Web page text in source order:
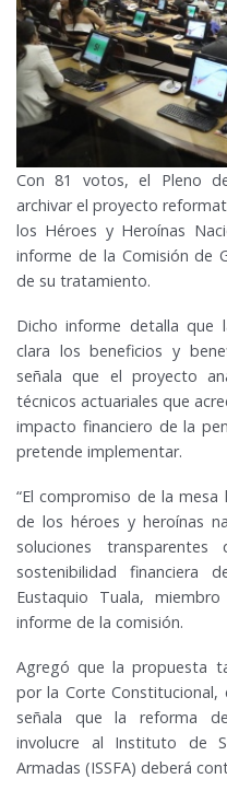
Con 81 votos, el Pleno
archivar el proyecto
los Héroes y Heroínas
informe de la Comisión de
de su tratamiento.
Dicho informe detalla que
clara los beneficios y
señala que el proyecto
técnicos actuariales que
impacto financiero de la
pretende implementar.
“El compromiso de la
de los héroes y heroínas
soluciones
sostenibilidad financiera
Eustaquio Tuala,
informe de la comisión.
Agregó que la propuesta
por la Corte Constitucional,
señala que la reforma
involucre al Instituto de
Armadas (ISSFA) deberá